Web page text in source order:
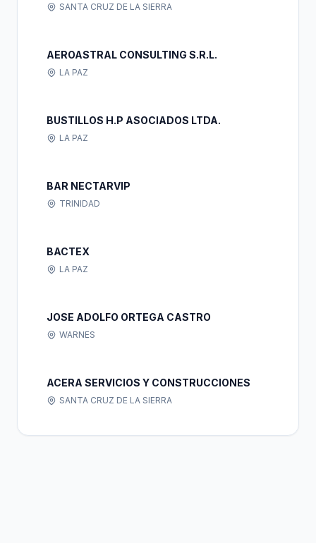
SANTA CRUZ DE LA SIERRA
AEROASTRAL CONSULTING S.R.L.
LA PAZ
BUSTILLOS H.P ASOCIADOS LTDA.
LA PAZ
BAR NECTARVIP
TRINIDAD
BACTEX
LA PAZ
JOSE ADOLFO ORTEGA CASTRO
WARNES
ACERA SERVICIOS Y CONSTRUCCIONES
SANTA CRUZ DE LA SIERRA